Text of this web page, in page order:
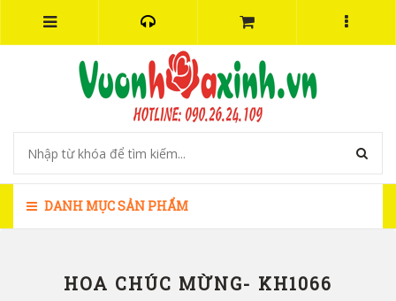
DANH MỤC SẢN PHẨM
HOA CHÚC MỪNG- KH1066